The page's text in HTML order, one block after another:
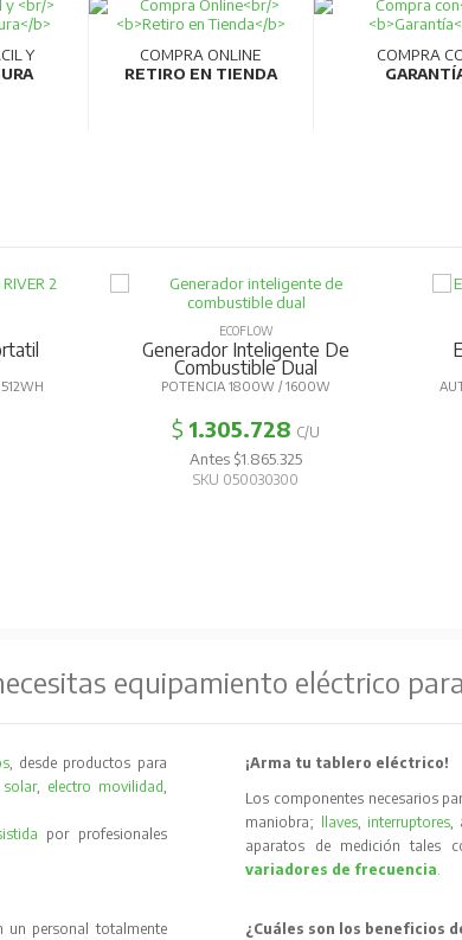
Y
COMPRA ONLINE
RETIRO EN TIENDA
COMPRA
ECOFLOW
Generador Inteligente De
Combustible Dual
POTENCIA 1800W / 1600W
$ 1.305.728 C/U
Antes $1.865.325
SKU 050030300
equipamiento eléctrico
, desde productos para
solar, electro movilidad,
por profesionales
un personal totalmente
¡Arma tu tablero eléctrico!
Los componentes necesarios
maniobra;
llaves, interruptores,
aparatos de medición tales
variadores de frecuencia.
¿Cuáles son los beneficios